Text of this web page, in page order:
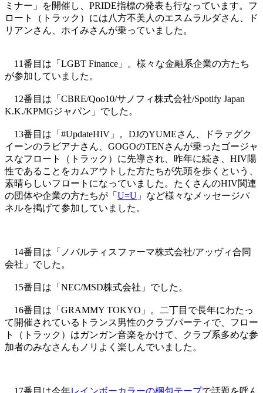
ミナー」を開催し、PRIDE指標の発表も行なっています。フ
ロート（トラック）には八方不美人のエスムラルダさん、ド
リアンさん、ホイみさんが乗っていました。
11番目は「LGBT Finance」。様々な金融系企業の方たち
が参加していました。
12番目は「CBRE/Qoo10/サノフィ株式会社/Spotify Japan
K.K./KPMGジャパン」でした。
13番目は「#UpdateHIV」。DJのYUMEさん、ドラァグク
イーンのラビアナさん、GOGOのTENさんが乗ったゴージャ
スなフロート（トラック）に先導され、昨年に続き、HIV陽
性であることをカムアウトした方たちが先頭を歩くという、
素晴らしいフロートになっていました。たくさんのHIV関連
の団体や企業の方たちが「 U=U 」など様々なメッセージパ
ネルを掲げて参加していました。
14番目は「ノバルティスファーマ株式会社/アッヴィ合同
会社」でした。
15番目は「NEC/MSD株式会社」でした。
16番目は「GRAMMY TOKYO」。二丁目で長年にわたっ
て開催されているトランス男性のクラブパーティで、フロー
ト（トラック）はガンガン音楽をかけて、クラブ系多めな参
加者のみなさんもノリよく楽しんでいました。